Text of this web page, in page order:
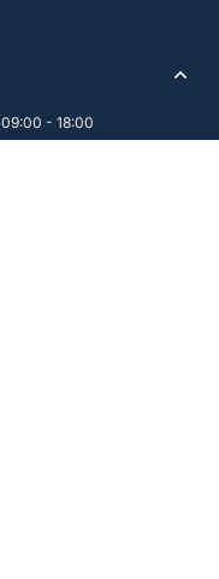
09:00 - 18:00